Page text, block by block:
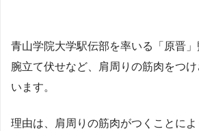
青山学院大学駅伝部を率いる「原晋
腕立て伏せなど、肩周りの筋肉をつ
います。
理由は、肩周りの筋肉がつくことに